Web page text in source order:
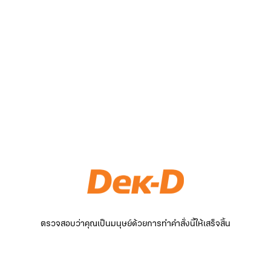
ตรวจสอบว่าคุณเป็นมนุษย์ด้วยการทำคำสั่งนี้ให้เสร็จสิ้น